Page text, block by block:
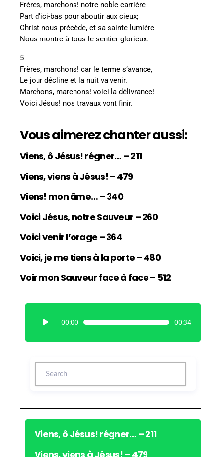
Frères, marchons! notre noble carrière
Part d’ici-bas pour aboutir aux cieux;
Christ nous précède, et sa sainte lumière
Nous montre à tous le sentier glorieux.
5
Frères, marchons! car le terme s’avance,
Le jour décline et la nuit va venir.
Marchons, marchons! voici la délivrance!
Voici Jésus! nos travaux vont finir.
Vous aimerez chanter aussi:
Viens, ô Jésus! régner… – 211
Viens, viens à Jésus! – 479
Viens! mon âme… – 340
Voici Jésus, notre Sauveur – 260
Voici venir l’orage – 364
Voici, je me tiens à la porte – 480
Voir mon Sauveur face à face – 512
c
e
r
u
d
i
00:00 00:34
Viens, ô Jésus! régner… – 211
Viens, viens à Jésus! – 479